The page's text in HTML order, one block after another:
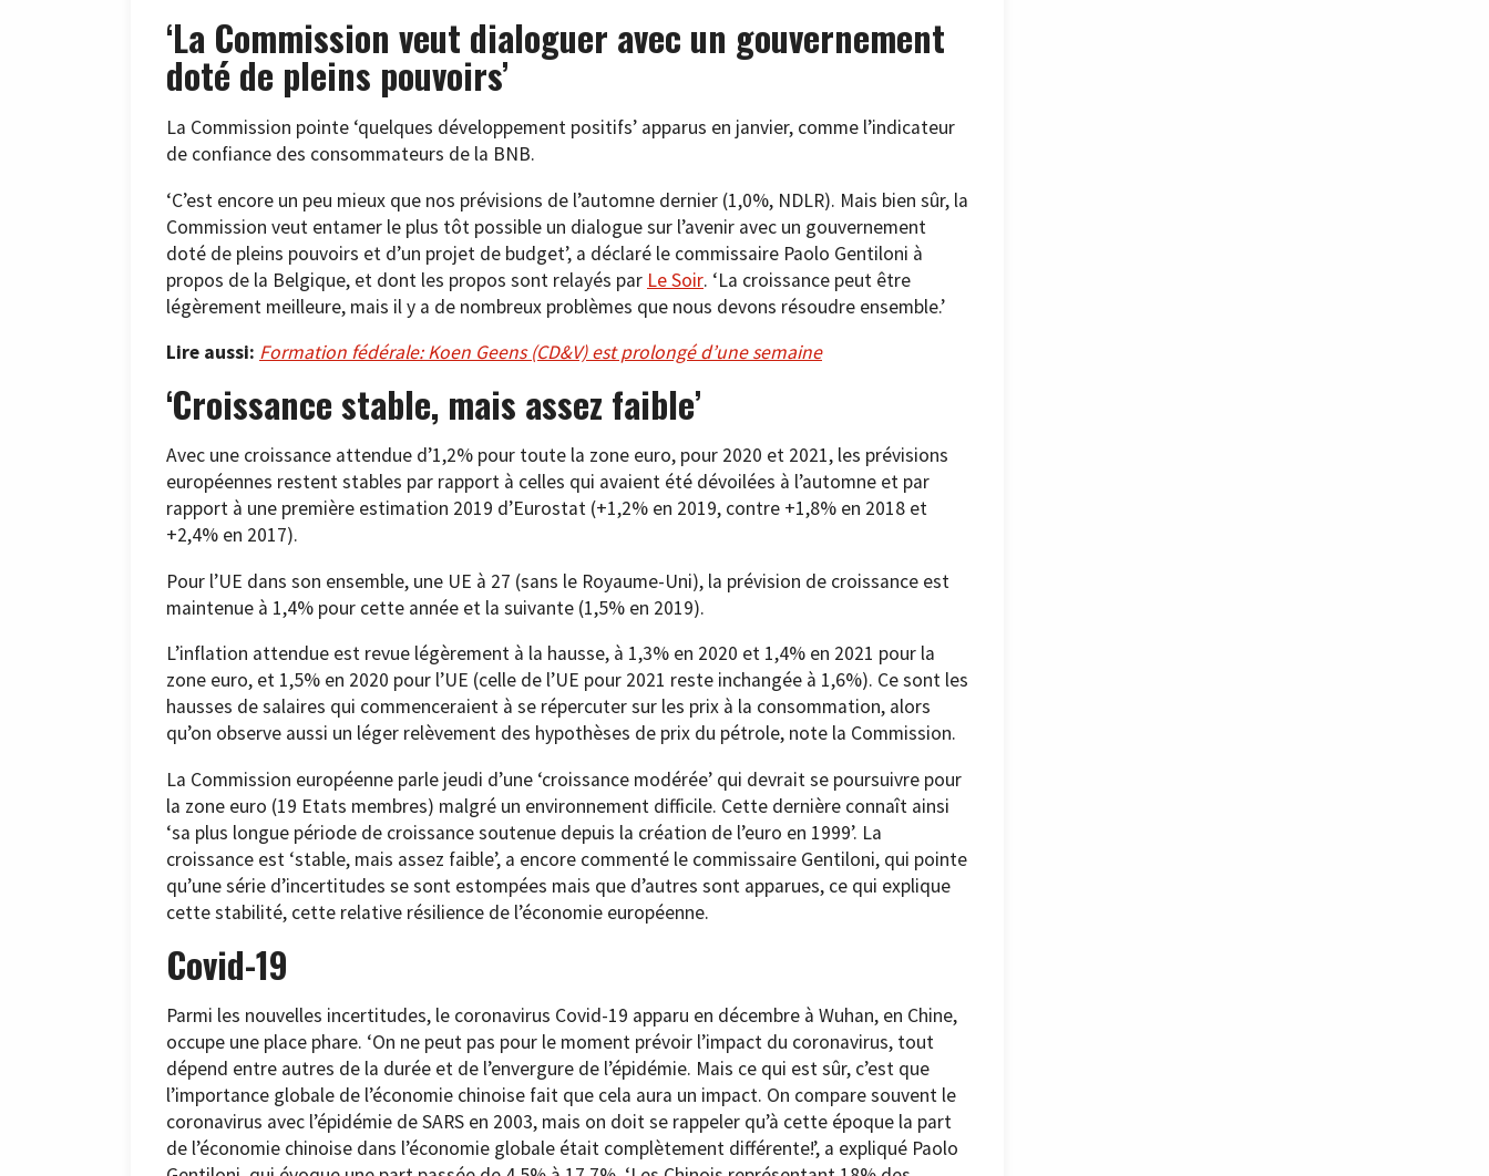
‘La Commission veut dialoguer avec un gouvernement
doté de pleins pouvoirs’
La Commission pointe ‘quelques développement positifs’ apparus en janvier, comme l’indicateur
de confiance des consommateurs de la BNB.
‘C’est encore un peu mieux que nos prévisions de l’automne dernier (1,0%, NDLR). Mais bien sûr, la
Commission veut entamer le plus tôt possible un dialogue sur l’avenir avec un gouvernement
doté de pleins pouvoirs et d’un projet de budget’, a déclaré le commissaire Paolo Gentiloni à
propos de la Belgique, et dont les propos sont relayés par Le Soir. ‘La croissance peut être
légèrement meilleure, mais il y a de nombreux problèmes que nous devons résoudre ensemble.’
Lire aussi: Formation fédérale: Koen Geens (CD&V) est prolongé d’une semaine
‘Croissance stable, mais assez faible’
Avec une croissance attendue d’1,2% pour toute la zone euro, pour 2020 et 2021, les prévisions
européennes restent stables par rapport à celles qui avaient été dévoilées à l’automne et par
rapport à une première estimation 2019 d’Eurostat (+1,2% en 2019, contre +1,8% en 2018 et
+2,4% en 2017).
Pour l’UE dans son ensemble, une UE à 27 (sans le Royaume-Uni), la prévision de croissance est
maintenue à 1,4% pour cette année et la suivante (1,5% en 2019).
L’inflation attendue est revue légèrement à la hausse, à 1,3% en 2020 et 1,4% en 2021 pour la
zone euro, et 1,5% en 2020 pour l’UE (celle de l’UE pour 2021 reste inchangée à 1,6%). Ce sont les
hausses de salaires qui commenceraient à se répercuter sur les prix à la consommation, alors
qu’on observe aussi un léger relèvement des hypothèses de prix du pétrole, note la Commission.
La Commission européenne parle jeudi d’une ‘croissance modérée’ qui devrait se poursuivre pour
la zone euro (19 Etats membres) malgré un environnement difficile. Cette dernière connaît ainsi
‘sa plus longue période de croissance soutenue depuis la création de l’euro en 1999’. La
croissance est ‘stable, mais assez faible’, a encore commenté le commissaire Gentiloni, qui pointe
qu’une série d’incertitudes se sont estompées mais que d’autres sont apparues, ce qui explique
cette stabilité, cette relative résilience de l’économie européenne.
Covid-19
Parmi les nouvelles incertitudes, le coronavirus Covid-19 apparu en décembre à Wuhan, en Chine,
occupe une place phare. ‘On ne peut pas pour le moment prévoir l’impact du coronavirus, tout
dépend entre autres de la durée et de l’envergure de l’épidémie. Mais ce qui est sûr, c’est que
l’importance globale de l’économie chinoise fait que cela aura un impact. On compare souvent le
coronavirus avec l’épidémie de SARS en 2003, mais on doit se rappeler qu’à cette époque la part
de l’économie chinoise dans l’économie globale était complètement différente!’, a expliqué Paolo